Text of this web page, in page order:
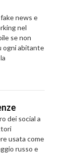
news e
nel
se non
ogni abitante
dei social a
usata come
russo e